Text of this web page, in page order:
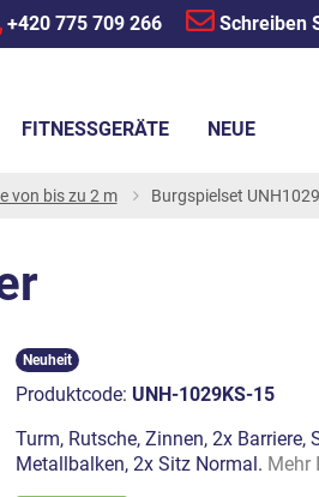
+420 775 709 266 Schreiben
von bis zu 2 m Burgspielset
Neuheit
Produktcode: UNH-1029KS-15
Turm, Rutsche, Zinnen, 2x
Metallbalken, 2x Sitz Normal. Mehr
FITNESSGERÄTE NEUE